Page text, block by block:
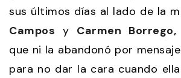
sus últimos días al lado de la
Campos y Carmen Borrego,
que ni la abandonó por
para no dar la cara cuando